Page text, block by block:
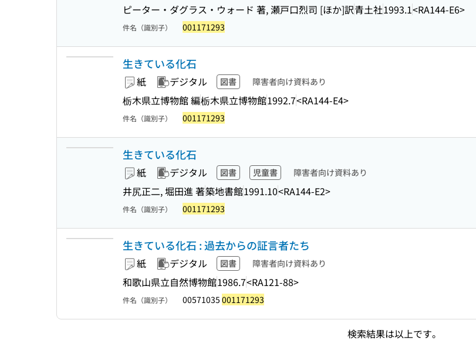
ピーター・ダグラス・ウォード 著, 瀬戸口烈司 [ほか]訳青土社1993.1<RA144-E6>
件名（識別子） 001171293
生きている化石
紙 デジタル 図書 障害者向け資料あり
栃木県立博物館 編栃木県立博物館1992.7<RA144-E4>
件名（識別子） 001171293
生きている化石
紙 デジタル 図書 児童書 障害者向け資料あり
井尻正二, 堀田進 著築地書館1991.10<RA144-E2>
件名（識別子） 001171293
生きている化石 : 過去からの証言者たち
紙 デジタル 図書 障害者向け資料あり
和歌山県立自然博物館1986.7<RA121-88>
件名（識別子） 00571035 001171293
検索結果は以上です。